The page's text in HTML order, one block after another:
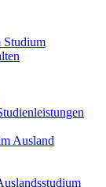
Studium
Ausland